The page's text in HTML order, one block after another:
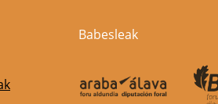
Babesleak